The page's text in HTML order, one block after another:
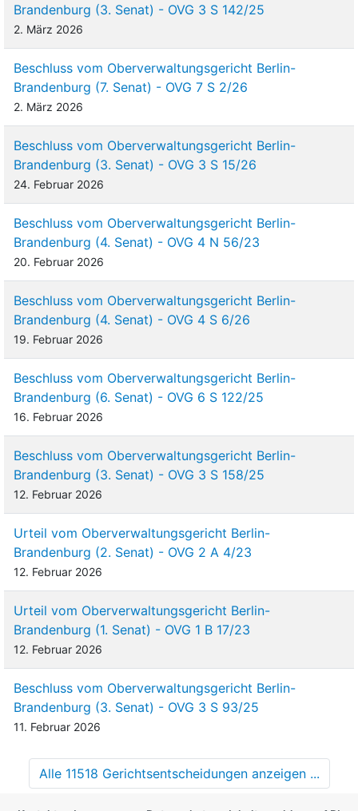
Brandenburg (3. Senat) - OVG 3 S 142/25
2. März 2026
Beschluss vom Oberverwaltungsgericht Berlin-
Brandenburg (7. Senat) - OVG 7 S 2/26
2. März 2026
Beschluss vom Oberverwaltungsgericht Berlin-
Brandenburg (3. Senat) - OVG 3 S 15/26
24. Februar 2026
Beschluss vom Oberverwaltungsgericht Berlin-
Brandenburg (4. Senat) - OVG 4 N 56/23
20. Februar 2026
Beschluss vom Oberverwaltungsgericht Berlin-
Brandenburg (4. Senat) - OVG 4 S 6/26
19. Februar 2026
Beschluss vom Oberverwaltungsgericht Berlin-
Brandenburg (6. Senat) - OVG 6 S 122/25
16. Februar 2026
Beschluss vom Oberverwaltungsgericht Berlin-
Brandenburg (3. Senat) - OVG 3 S 158/25
12. Februar 2026
Urteil vom Oberverwaltungsgericht Berlin-
Brandenburg (2. Senat) - OVG 2 A 4/23
12. Februar 2026
Urteil vom Oberverwaltungsgericht Berlin-
Brandenburg (1. Senat) - OVG 1 B 17/23
12. Februar 2026
Beschluss vom Oberverwaltungsgericht Berlin-
Brandenburg (3. Senat) - OVG 3 S 93/25
11. Februar 2026
Alle 11518 Gerichtsentscheidungen anzeigen ...